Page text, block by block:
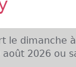
le dimanche
2026 ou